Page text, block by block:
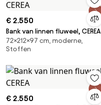
€ 2.550
Bank van linnen fluweel, CEREA
72×212×97 cm, moderne,
Stoffen
€ 2.550